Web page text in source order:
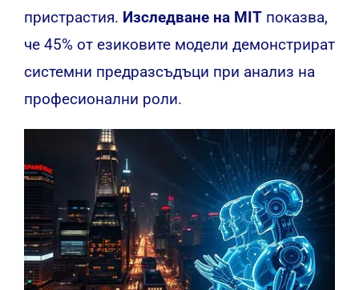
пристрастия. Изследване на MIT показва,
че 45% от езиковите модели демонстрират
системни предразсъдъци при анализ на
професионални роли.